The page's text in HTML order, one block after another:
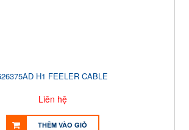
H1 FEELER CABLE
Liên hệ
THÊM VÀO GIỎ